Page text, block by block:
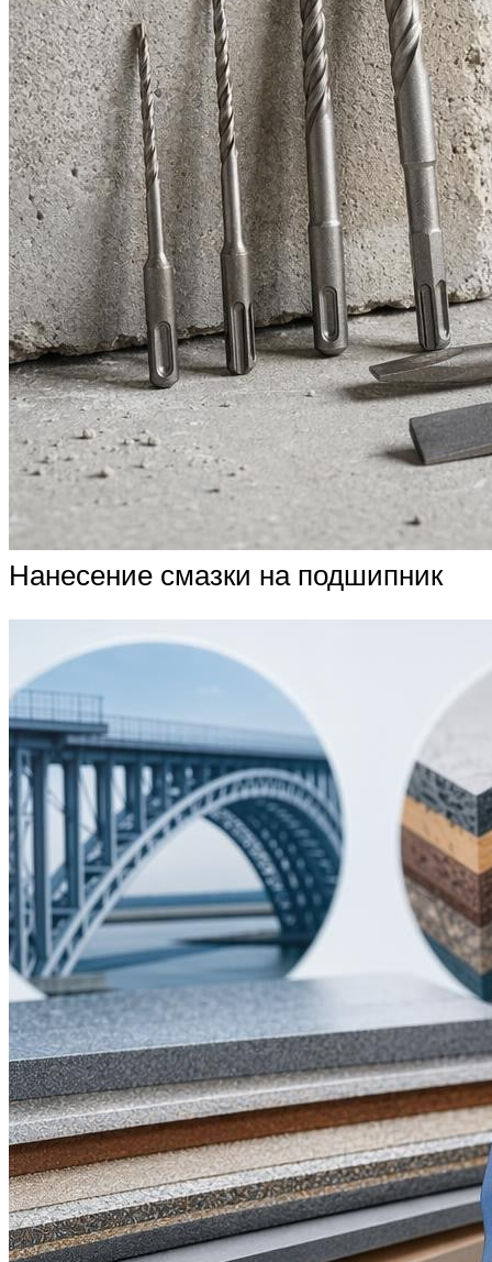
Нанесение смазки на подшипник